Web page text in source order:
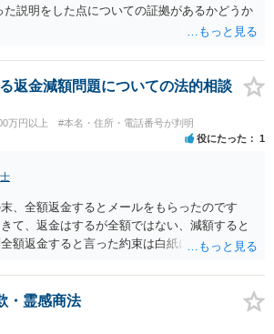
た説明をした点についての証拠があるかどうか
返金減額問題についての法的相談
万円以上 #本名・住所・電話番号が判明
役にたった 1
末、全額返金するとメールをもらったのです
て、返金はするが全額ではない、減額すると
額返金すると言った約束は白紙に戻ってしま
とによって、当初言っていたことが覆るとい
とであると思います。最終的な合意が締結され
の途中で以前提示していた案を撤回をすること
・霊感商法